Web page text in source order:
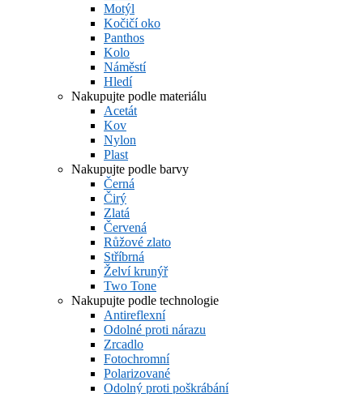
Motýl
Kočičí oko
Panthos
Kolo
Náměstí
Hledí
Nakupujte podle materiálu
Acetát
Kov
Nylon
Plast
Nakupujte podle barvy
Černá
Čirý
Zlatá
Červená
Růžové zlato
Stříbrná
Želví krunýř
Two Tone
Nakupujte podle technologie
Antireflexní
Odolné proti nárazu
Zrcadlo
Fotochromní
Polarizované
Odolný proti poškrábání